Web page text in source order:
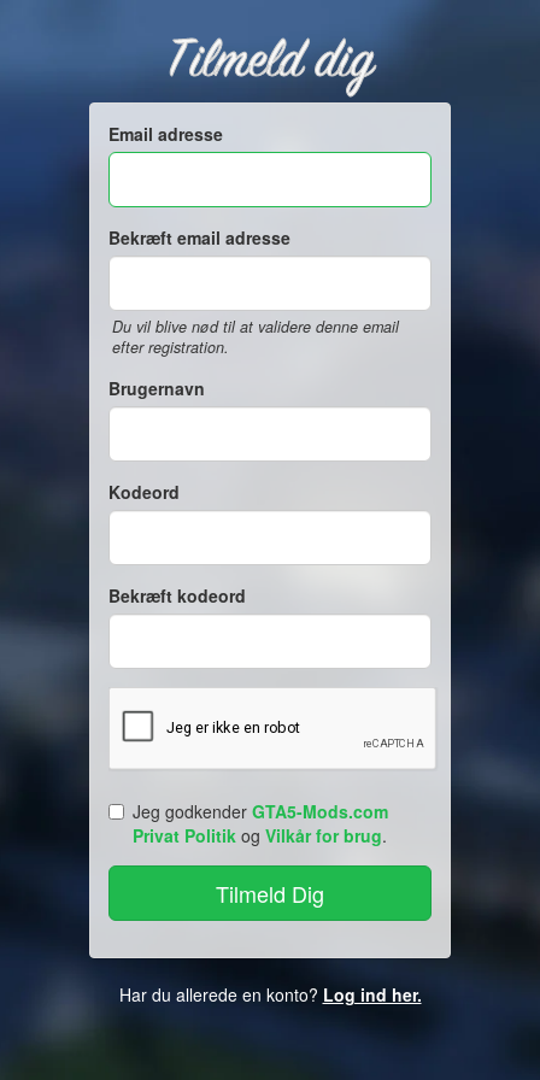
Tilmeld dig
Email adresse
Bekræft email adresse
Du vil blive nød til at validere denne email
efter registration.
Brugernavn
Kodeord
Bekræft kodeord
Jeg godkender GTA5-Mods.com
Privat Politik og Vilkår for brug.
Har du allerede en konto? Log ind her.